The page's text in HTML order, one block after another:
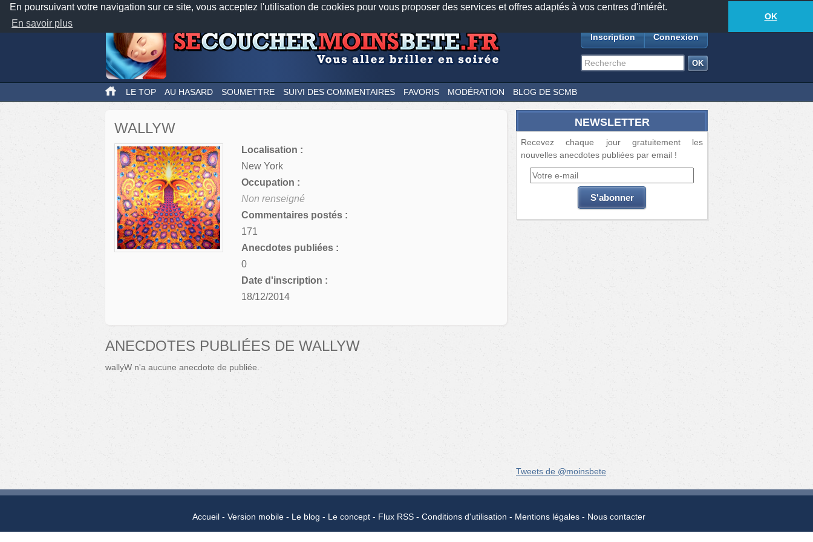
En poursuivant votre navigation sur ce site, vous acceptez l'utilisation de cookies pour vous proposer des services et offres adaptés à vos centres d'intérêt.
En savoir plus
OK
Nos applications mobiles Newsletter Facebook
TwitterFeeds18881anecdotes-560lecteurs connectés
Inscription Connexion
LE TOP AU HASARD SOUMETTRE SUIVI DES COMMENTAIRES FAVORIS MODÉRATION BLOG DE SCMB
WALLYW
Localisation :
New York
Occupation :
Non renseigné
Commentaires postés :
171
Anecdotes publiées :
0
Date d'inscription :
18/12/2014
ANECDOTES PUBLIÉES DE WALLYW
wallyW n'a aucune anecdote de publiée.
NEWSLETTER
Recevez chaque jour gratuitement les
nouvelles anecdotes publiées par email !
Tweets de @moinsbete
Accueil Version mobile Le blog Le concept Flux RSS Conditions d'utilisation Mentions légales Nous contacter